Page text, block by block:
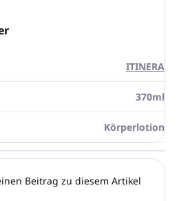
ITINERA
370ml
Körperlotion
Beitrag zu diesem Artikel